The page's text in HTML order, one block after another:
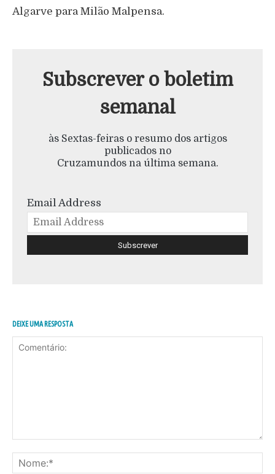
Algarve para Milão Malpensa.
Subscrever o boletim
semanal
às Sextas-feiras o resumo dos artigos
publicados no
Cruzamundos na última semana.
Email Address
DEIXE UMA RESPOSTA